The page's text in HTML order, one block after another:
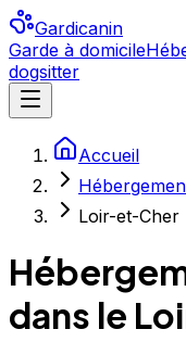
Gardicanin
Garde à domicile
dogsitter
Accueil
Loir-et-Cher
dans le